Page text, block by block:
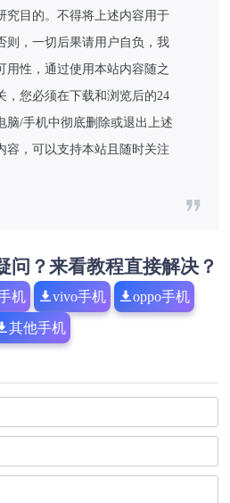
究目的。不得将上述内容用于
则，一切后果请用户自负，我
用性，通过使用本站内容随之
，您必须在下载和浏览后的24
脑/手机中彻底删除或退出上述
容，可以支持本站且随时关注
问？来看教程直接解决？
机 vivo手机 oppo手机
其他手机